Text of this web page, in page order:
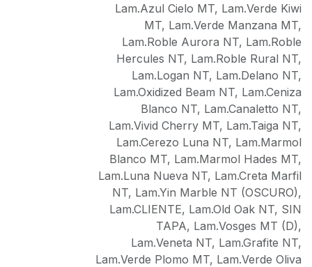
Lam.Azul Cielo MT, Lam.Verde Kiwi
MT, Lam.Verde Manzana MT,
Lam.Roble Aurora NT, Lam.Roble
Hercules NT, Lam.Roble Rural NT,
Lam.Logan NT, Lam.Delano NT,
Lam.Oxidized Beam NT, Lam.Ceniza
Blanco NT, Lam.Canaletto NT,
Lam.Vivid Cherry MT, Lam.Taiga NT,
Lam.Cerezo Luna NT, Lam.Marmol
Blanco MT, Lam.Marmol Hades MT,
Lam.Luna Nueva NT, Lam.Creta Marfil
NT, Lam.Yin Marble NT (OSCURO),
Lam.CLIENTE, Lam.Old Oak NT, SIN
TAPA, Lam.Vosges MT (D),
Lam.Veneta NT, Lam.Grafite NT,
Lam.Verde Plomo MT, Lam.Verde Oliva